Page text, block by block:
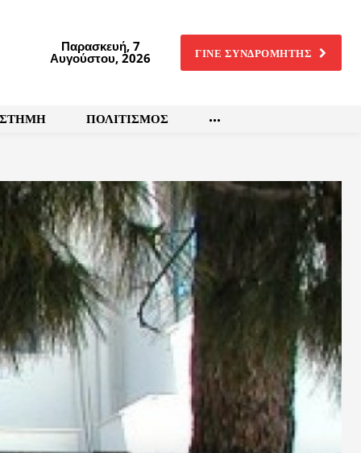
Παρασκευή, 7
Αυγούστου, 2026 ΓΙΝΕ ΣΥΝΔΡΟΜΗΤΗΣ
ΠΟΛΙΤΙΣΜΟΣ